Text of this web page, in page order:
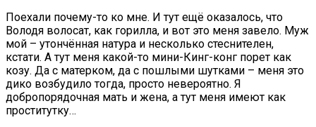
Поехали почему-то ко мне. И тут ещё оказалось, что
Володя волосат, как горилла, и вот это меня завело. Муж
мой – утончённая натура и несколько стеснителен,
кстати. А тут меня какой-то мини-Кинг-конг порет как
козу. Да с матерком, да с пошлыми шутками – меня это
дико возбудило тогда, просто невероятно. Я
добропорядочная мать и жена, а тут меня имеют как
проститутку…